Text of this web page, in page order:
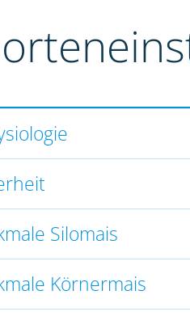
Silomais
Körnermais